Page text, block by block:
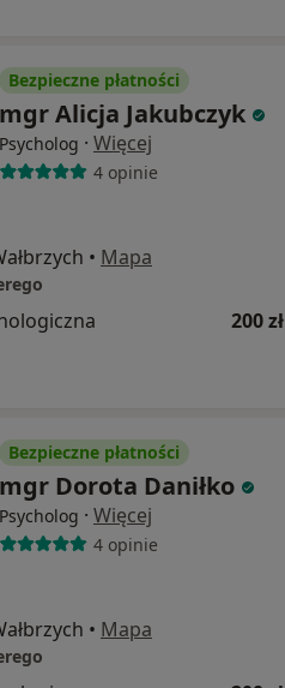
Bezpieczne płatności
mgr Alicja Jakubczyk
Psycholog · Więcej
4 opinie
• Mapa
200 zł
Bezpieczne płatności
mgr Dorota Daniłko
Psycholog · Więcej
4 opinie
• Mapa